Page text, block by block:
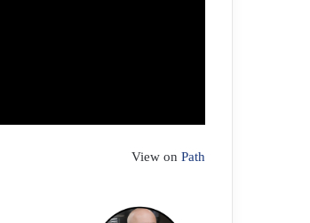
View on Path